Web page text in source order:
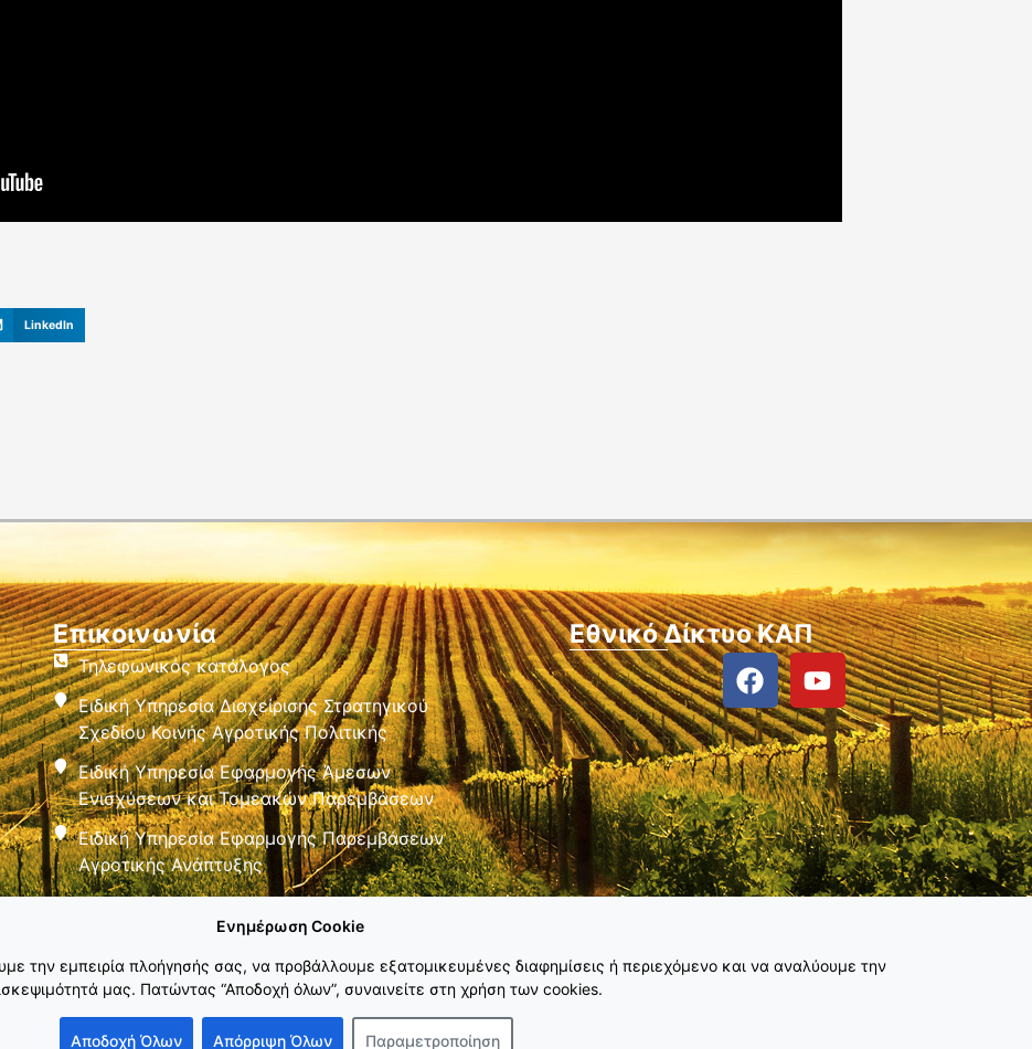
LinkedIn
Επικοινωνία
Τηλεφωνικός κατάλογος
Ειδική Υπηρεσία Διαχείρισης Στρατηγικού
Σχεδίου Κοινής Αγροτικής Πολιτικής
Ειδική Υπηρεσία Εφαρμογής Άμεσων
Ενισχύσεων και Τομεακών Παρεμβάσεων
Ειδική Υπηρεσία Εφαρμογής Παρεμβάσεων
Αγροτικής Ανάπτυξης
Εθνικό Δίκτυο ΚΑΠ
Ενημέρωση Cookie
την εμπειρία πλοήγησής σας, να προβάλλουμε εξατομικευμένες διαφημίσεις ή περιεχόμενο και να αναλύουμε την
μας. Πατώντας “Αποδοχή όλων”, συναινείτε στη χρήση των cookies.
Αποδοχή Όλων Απόρριψη Όλων Παραμετροποίηση